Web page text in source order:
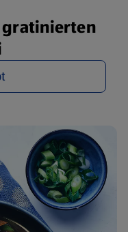
gratinierten